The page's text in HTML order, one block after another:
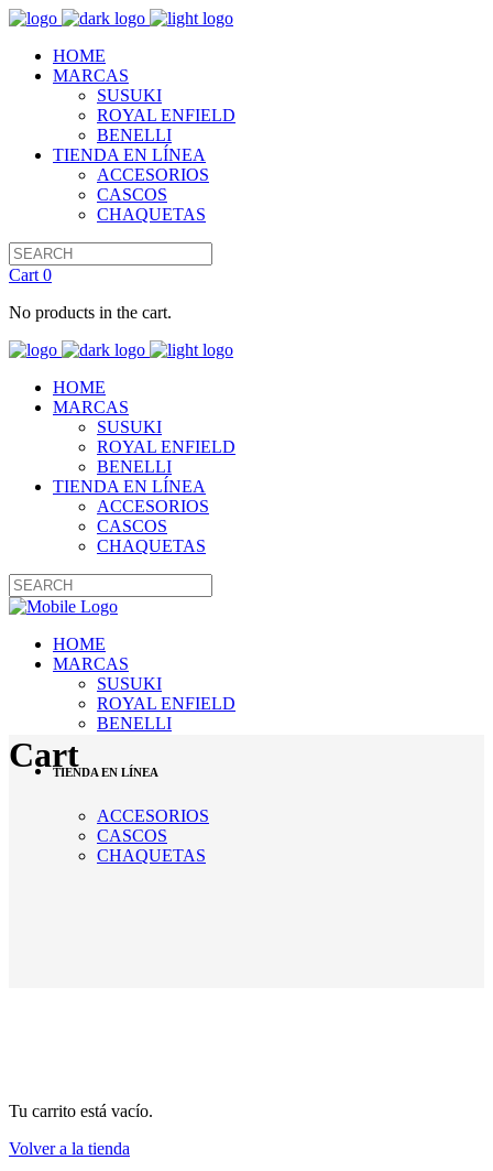
HOME
MARCAS
SUSUKI
ROYAL ENFIELD
BENELLI
TIENDA EN LÍNEA
ACCESORIOS
CASCOS
CHAQUETAS
Cart 0
No products in the cart.
HOME
MARCAS
SUSUKI
ROYAL ENFIELD
BENELLI
TIENDA EN LÍNEA
ACCESORIOS
CASCOS
CHAQUETAS
HOME
MARCAS
SUSUKI
ROYAL ENFIELD
BENELLI
TIENDA EN LÍNEA
ACCESORIOS
CASCOS
CHAQUETAS
Cart
Tu carrito está vacío.
Volver a la tienda